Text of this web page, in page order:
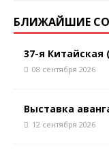
БЛИЖАЙШИЕ
37-я
08 сентября 2026
Выставка
12 сентября 2026